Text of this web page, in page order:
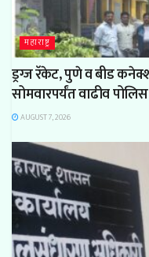
महाराष्ट्र
ड्रग्ज रॅकेट, पुणे व बीड
सोमवारपर्यंत वाढीव
AUGUST 7, 2026